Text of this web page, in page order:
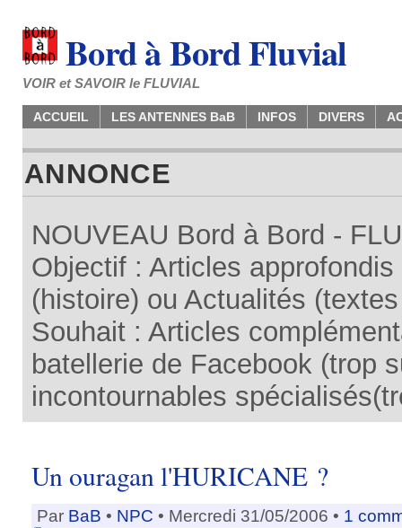
Bord à Bord Fluvial
VOIR et SAVOIR le FLUVIAL
ACCUEIL LES ANTENNES BaB INFOS DIVERS
ANNONCE
NOUVEAU Bord à Bord -
Objectif : Articles
(histoire) ou Actualités
Souhait : Articles
batellerie de Facebook (trop
incontournables
Un ouragan l'HURICANE ?
Par BaB • NPC • Mercredi 31/05/2006 • 1